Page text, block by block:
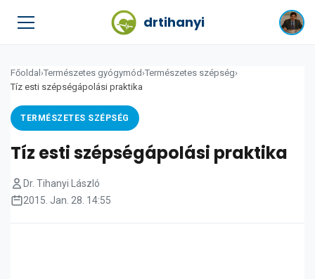
drtihanyi
Főoldal ›Természetes gyógymód ›Természetes szépség›
Tíz esti szépségápolási praktika
TERMÉSZETES SZÉPSÉG
Tíz esti szépségápolási praktika
Dr. Tihanyi László
2015. Jan. 28. 14:55